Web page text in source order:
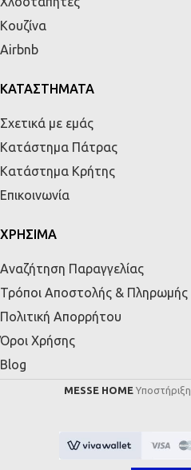
Κουζίνα
Airbnb
ΚΑΤΑΣΤΗΜΑΤΑ
Σχετικά με εμάς
Κατάστημα Πάτρας
Κατάστημα Κρήτης
Επικοινωνία
ΧΡΗΣΙΜΑ
Αναζήτηση Παραγγελίας
Τρόποι Αποστολής & Πληρωμής
Πολιτική Απορρήτου
Όροι Χρήσης
Blog
MESSE HOME